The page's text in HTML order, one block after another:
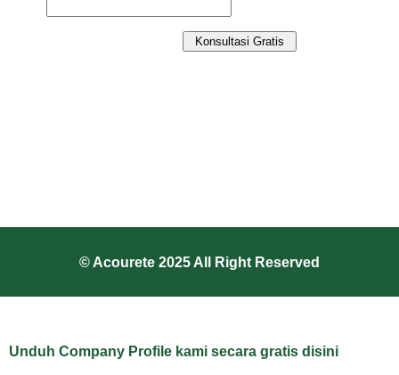
© Acourete 2025 All Right Reserved
Unduh Company Profile kami secara gratis disini